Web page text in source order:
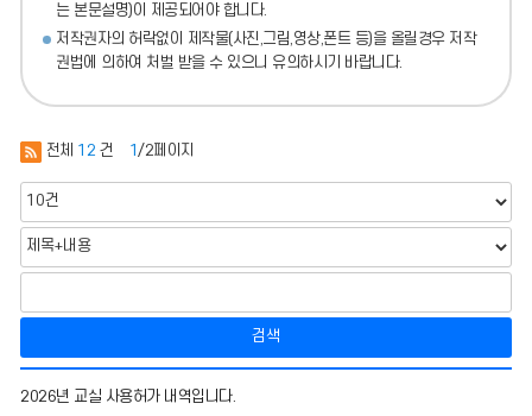
는 본문설명)이 제공되어야 합니다.
저작권자의 허락없이 제작물(사진,그림,영상,폰트 등)을 올릴경우 저작
권법에 의하여 처벌 받을 수 있으니 유의하시기 바랍니다.
전체 12 건 1 /2페이지
검색
용
2026년 교실 사용허가 내역입니다.